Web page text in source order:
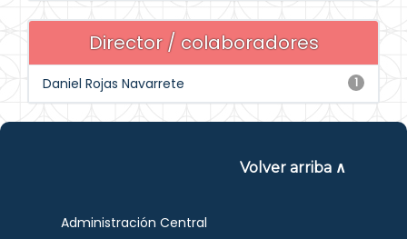
Director / colaboradores
1
Daniel Rojas Navarrete
Volver arriba ∧
Administración Central